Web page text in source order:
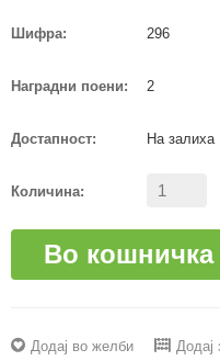
Шифра: 296
Наградни поени: 2
Достапност: На залиха
Количина:
Во кошничка
Додај во желби Додај